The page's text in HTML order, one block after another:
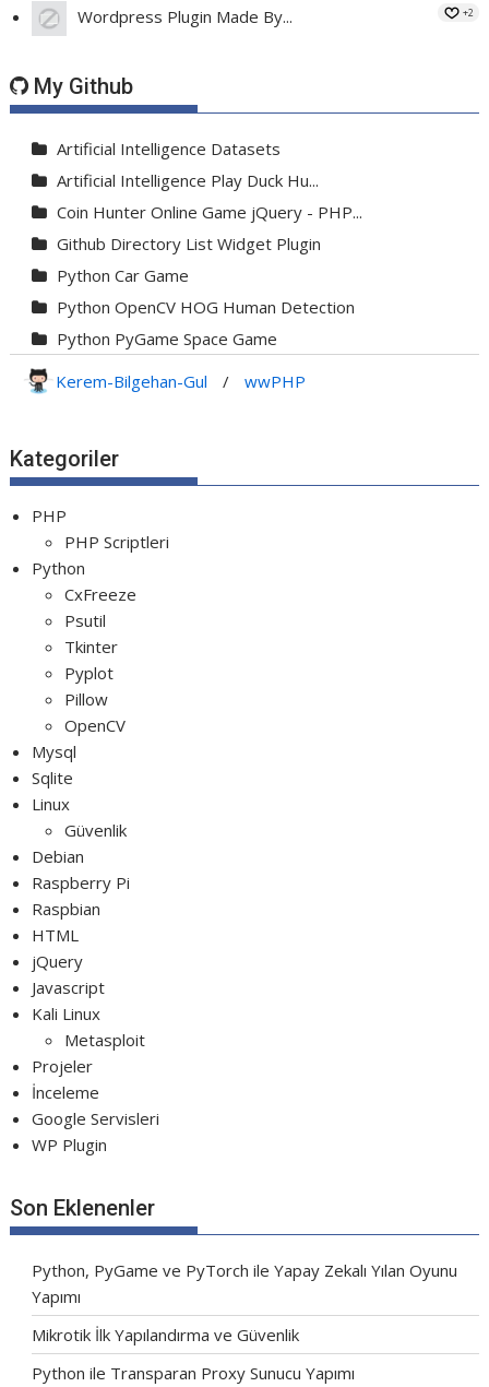
Wordpress Plugin Made By... +2
My Github
Artificial Intelligence Datasets
Artificial Intelligence Play Duck Hu...
Coin Hunter Online Game jQuery - PHP...
Github Directory List Widget Plugin
Python Car Game
Python OpenCV HOG Human Detection
Python PyGame Space Game
Python PyGame Yılan Oyunu - Snake G...
Python Transparent Proxy Server
Kerem-Bilgehan-Gul / wwPHP
Kategoriler
PHP
PHP Scriptleri
Python
CxFreeze
Psutil
Tkinter
Pyplot
Pillow
OpenCV
Mysql
Sqlite
Linux
Güvenlik
Debian
Raspberry Pi
Raspbian
HTML
jQuery
Javascript
Kali Linux
Metasploit
Projeler
İnceleme
Google Servisleri
WP Plugin
Son Eklenenler
Python, PyGame ve PyTorch ile Yapay Zekalı Yılan Oyunu
Yapımı
Mikrotik İlk Yapılandırma ve Güvenlik
Python ile Transparan Proxy Sunucu Yapımı